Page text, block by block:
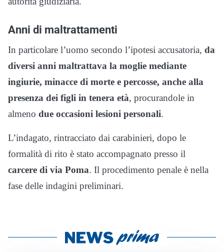
Anni di maltrattamenti
In particolare l’uomo secondo l’ipotesi accusatoria, da
diversi anni maltrattava la moglie mediante
ingiurie, minacce di morte e percosse, anche alla
presenza dei figli in tenera età, procurandole in
almeno due occasioni lesioni personali.
L’indagato, rintracciato dai carabinieri, dopo le
formalità di rito è stato accompagnato presso il
carcere di via Poma. Il procedimento penale è nella
fase delle indagini preliminari.